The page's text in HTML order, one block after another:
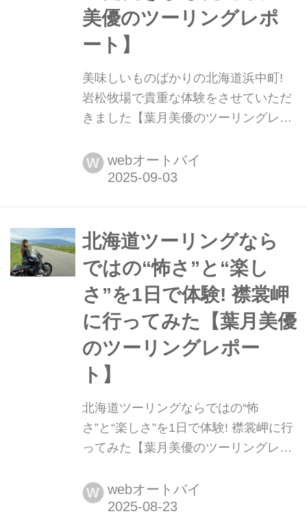
美優のツーリングレポ
ート】
美味しいものばかりの北海道浜中町!
岩松牧場で貴重な体験をさせていただ
きました【葉月美優のツーリングレポ
イクBG』2025年9月号にも掲載された
北海道ツーリングの模様をレポートを
ー・バイクBG』にはwebオートバイに
載っていないお話や写真もあるので、
雑誌の方もぜひチェックしてください
ね!
W webオートバイ
北海道ツーリングなら
ではの“怖さ”と“楽し
さ”を1日で体験! 襟裳岬
に行ってみた【葉月美優
のツーリングレポー
ト】
北海道ツーリングならではの“怖
さ”と“楽しさ”を1日で体験! 襟裳岬に行
ってみた【葉月美優のツーリングレポ
の『ミスター・バイクBG』9月号に
て、Z650LTDでの北海道ツーリングの
W webオートバイ